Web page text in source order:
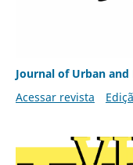
Journal of Urban and
Acessar revista